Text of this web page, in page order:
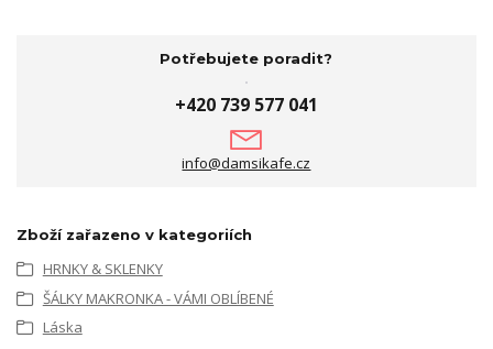
Potřebujete poradit?
+420 739 577 041
info@damsikafe.cz
Zboží zařazeno v kategoriích
HRNKY & SKLENKY
ŠÁLKY MAKRONKA - VÁMI OBLÍBENÉ
Láska